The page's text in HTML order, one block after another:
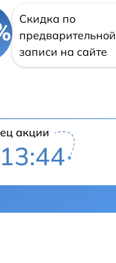
Скидка по
предварительной
записи на сайте
акции